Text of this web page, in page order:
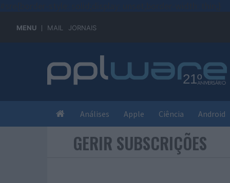
MENU MAIL JORNAIS
Análises Apple Ciência Android
GERIR SUBSCRIÇÕES